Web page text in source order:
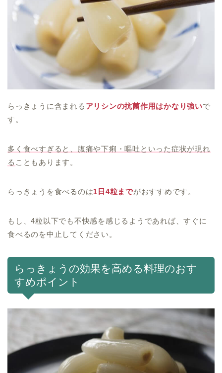
らっきょうに含まれる アリシンの抗菌作用はかなり強いで
す。
多く食べすぎると、腹痛や下痢・嘔吐といった症状が現れ
る こともあります。
らっきょうを食べるのは1日4粒までがおすすめです。
もし、4粒以下でも不快感を感じるようであれば、すぐに
食べるのを中止してください。
らっきょうの効果を高める料理のおす
すめポイント